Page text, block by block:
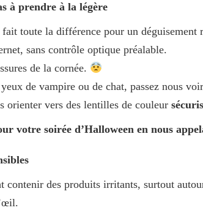
à prendre à la légère
toute la différence pour un déguisement
sans contrôle optique préalable.
de la cornée.
de vampire ou de chat, passez nous
orienter vers des lentilles de couleur
votre soirée d’Halloween en nous
contenir des produits irritants, surtout